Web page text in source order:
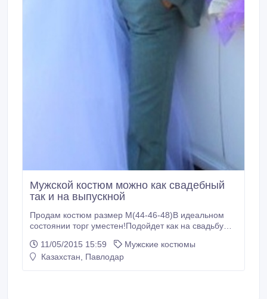
Мужской костюм можно как свадебный
так и на выпускной
Продам костюм размер М(44-46-48)В идеальном
состоянии торг уместен!Подойдет как на свадьбу
11/05/2015 15:59
Мужские костюмы
Казахстан, Павлодар